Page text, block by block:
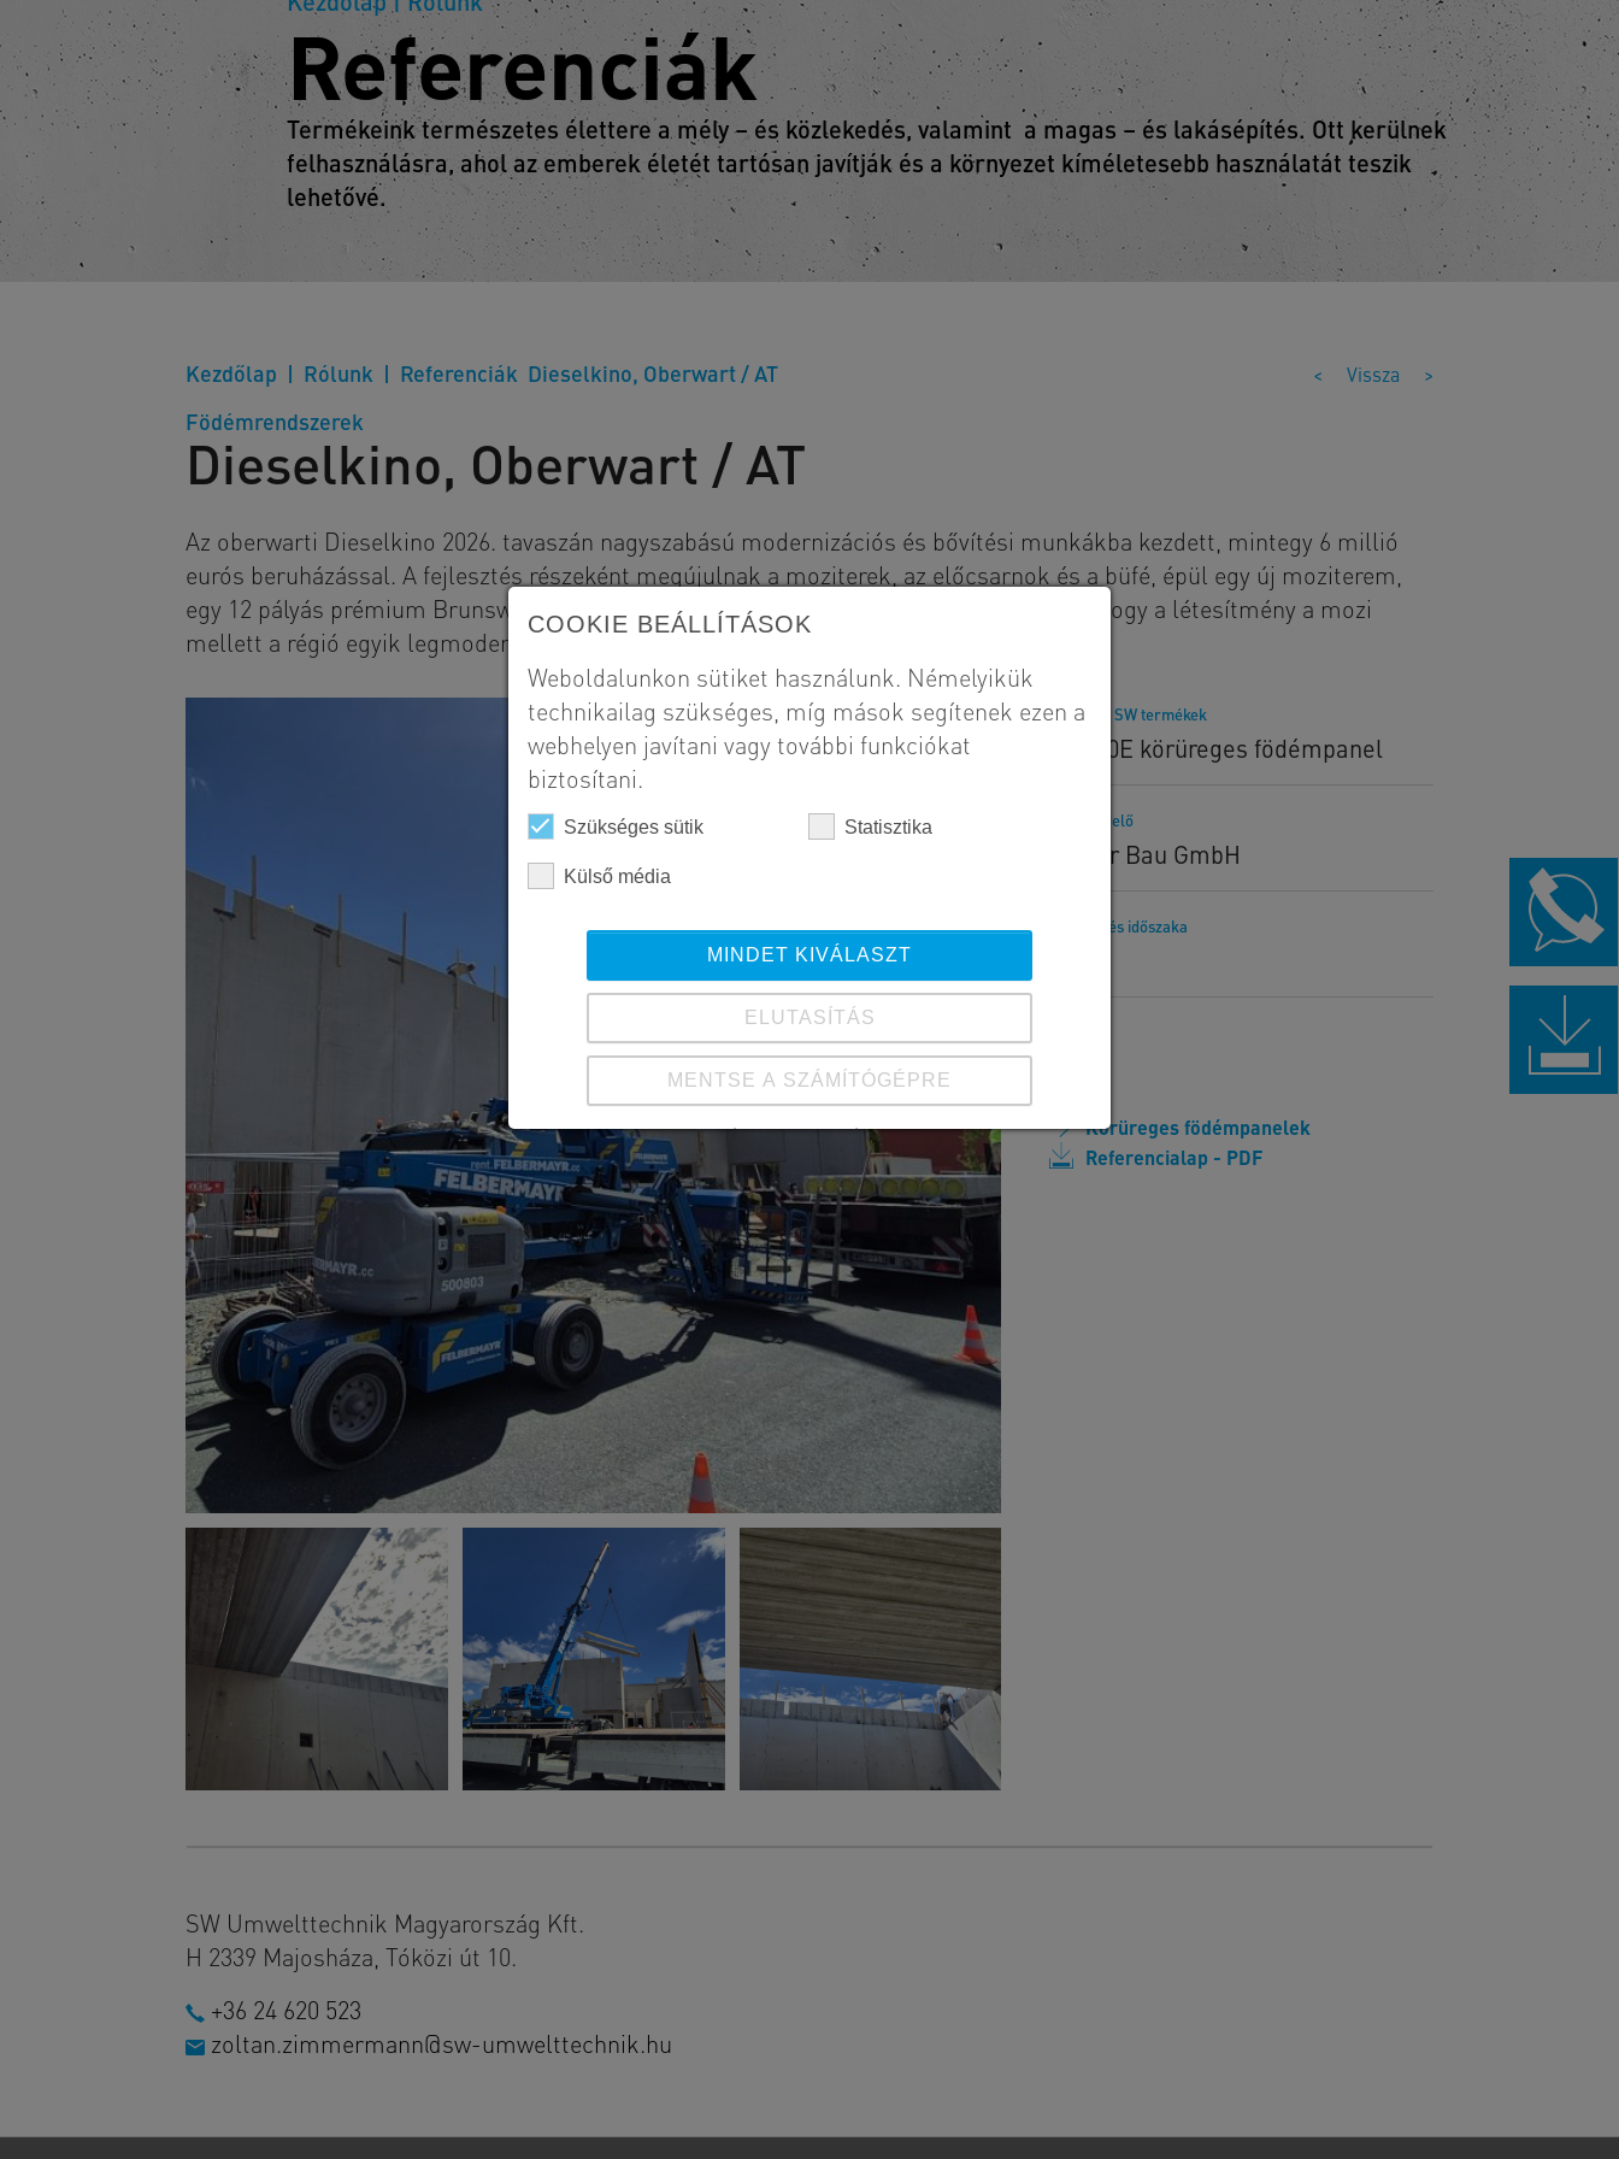
Referenciák
Termékeink természetes élettere a mély – és közlekedés, valamint a magas – és lakásépítés. Ott kerülnek
felhasználásra, ahol az emberek életét tartósan javítják és a környezet kíméletesebb használatát teszik
lehetővé.
Kezdőlap Rólunk Referenciák Dieselkino, Oberwart / AT < Vissza >
Födémrendszerek
Dieselkino, Oberwart / AT
Az oberwarti Dieselkino 2026. tavaszán nagyszabású modernizációs és bővítési munkákba kezdett, mintegy 6 millió
eurós beruházással. A fejlesztés részeként megújulnak a moziterek, az előcsarnok és a büfé, épül egy új moziterem,
egy 12 pályás prémium Brunswick bowlingpálya és kibővül családi élményzóna is. Cél, hogy a létesítmény a mozi
mellett a régió egyik legmodernebb szórakoztató központjaként működjön.
Szállított SW termékek
MF320E körüreges födémpanel
Megrendelő
Singer Bau GmbH
Kivitelezés időszaka
Körüreges födémpanelek
Referencialap - PDF
SW Umwelttechnik Magyarország Kft.
H 2339 Majosháza, Tóközi út 10.
+36 24 620 523
zoltan.zimmermann@sw-umwelttechnik.hu
COOKIE BEÁLLÍTÁSOK
Weboldalunkon sütiket használunk. Némelyikük
technikailag szükséges, míg mások segítenek ezen a
webhelyen javítani vagy további funkciókat
biztosítani.
Szükséges sütik Statisztika
Külső média
MINDET KIVÁLASZT
ELUTASÍTÁS
MENTSE A SZÁMÍTÓGÉPRE
Részletek megtekintése
Impresszum Adatvédelem